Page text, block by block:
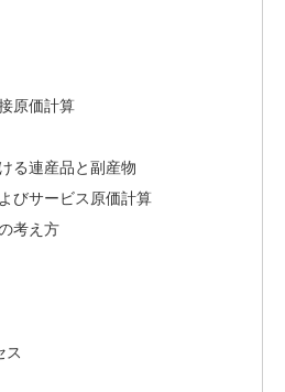
原価計算
る連産品と副産物
びサービス原価計算
考え方
ス